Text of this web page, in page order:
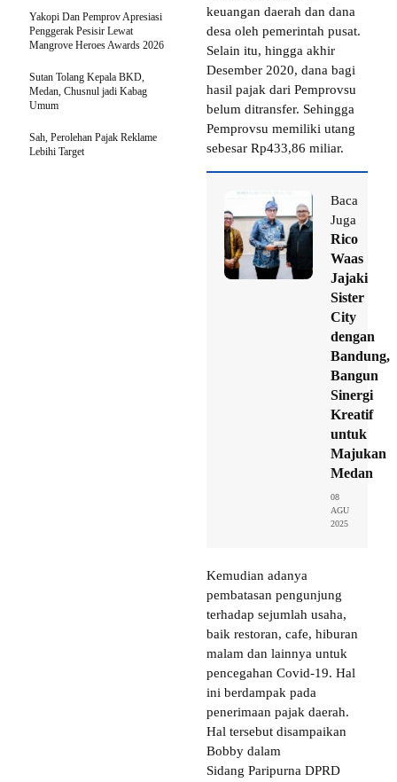
keuangan daerah dan dana
desa oleh pemerintah pusat.
Selain itu, hingga akhir
Desember 2020, dana bagi
hasil pajak dari Pemprovsu
belum ditransfer. Sehingga
Pemprovsu memiliki utang
sebesar Rp433,86 miliar.
Baca
Juga
Rico
Waas
Jajaki
Sister
City
dengan
Bandung,
Bangun
Sinergi
Kreatif
untuk
Majukan
Medan
08
AGU
2025
Kemudian adanya
pembatasan pengunjung
terhadap sejumlah usaha,
baik restoran, cafe, hiburan
malam dan lainnya untuk
pencegahan Covid-19. Hal
ini berdampak pada
penerimaan pajak daerah.
Hal tersebut disampaikan
Bobby dalam
Sidang Paripurna DPRD
Yakopi Dan Pemprov Apresiasi
Penggerak Pesisir Lewat
Mangrove Heroes Awards 2026
Sutan Tolang Kepala BKD,
Medan, Chusnul jadi Kabag
Umum
Sah, Perolehan Pajak Reklame
Lebihi Target